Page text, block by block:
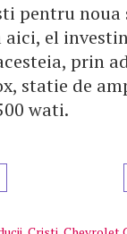
pentru noua
aici, el
prin
statie de
wati.